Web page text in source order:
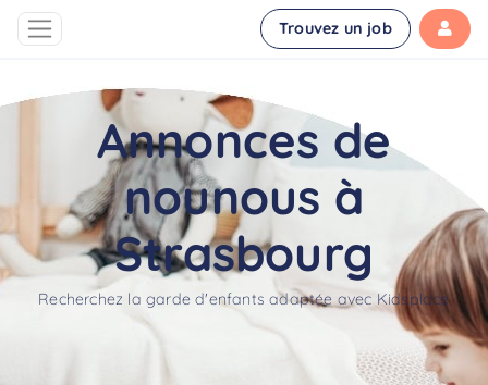
Trouvez un job
Annonces de
nounous à
Strasbourg
Recherchez la garde d'enfants adaptée avec Kidsplace